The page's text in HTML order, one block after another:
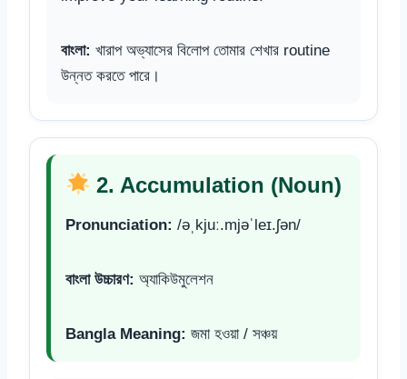
বাংলা: খারাপ অভ্যাসের বিলোপ তোমার শেখার routine
উন্নত করতে পারে।
2. Accumulation (Noun)
Pronunciation: /əˌkjuː.mjəˈleɪ.ʃən/
বাংলা উচ্চারণ: অ্যাকিউমুলেশন
Bangla Meaning: জমা হওয়া / সঞ্চয়